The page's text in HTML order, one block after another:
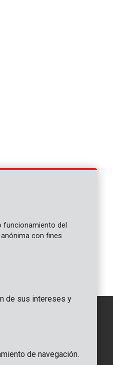
del
con fines
de sus intereses y
de navegación.